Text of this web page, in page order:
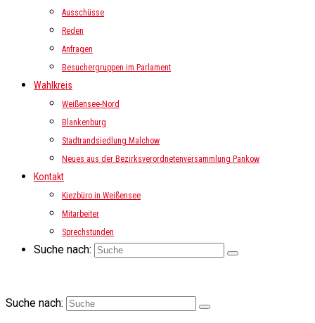
Ausschüsse
Reden
Anfragen
Besuchergruppen im Parlament
Wahlkreis
Weißensee-Nord
Blankenburg
Stadtrandsiedlung Malchow
Neues aus der Bezirksverordnetenversammlung Pankow
Kontakt
Kiezbüro in Weißensee
Mitarbeiter
Sprechstunden
Suche nach:
Suche nach: